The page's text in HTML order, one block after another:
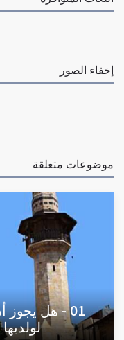
إخفاء الصور
موضوعات متعلقة
01 - هل يجوز